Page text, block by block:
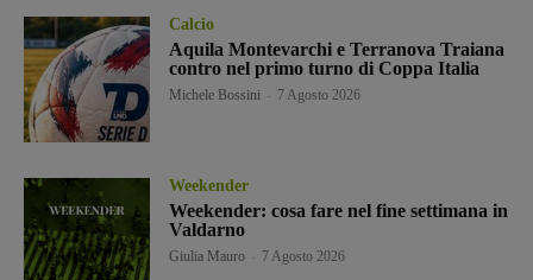
Calcio
Aquila Montevarchi e Terranova Traiana
contro nel primo turno di Coppa Italia
Michele Bossini 7 Agosto 2026
Weekender
Weekender: cosa fare nel fine settimana in
Valdarno
Giulia Mauro 7 Agosto 2026